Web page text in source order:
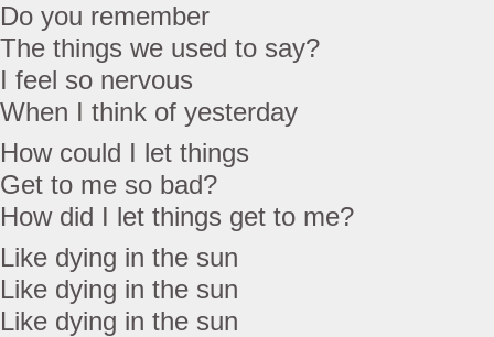
Do you remember
The things we used to say?
I feel so nervous
When I think of yesterday
How could I let things
Get to me so bad?
How did I let things get to me?
Like dying in the sun
Like dying in the sun
Like dying in the sun